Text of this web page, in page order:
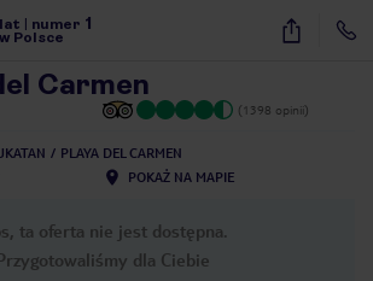
lat numer 1
w Polsce
19
Carmen
(1398 opinii)
PLAYA DEL CARMEN
POKAŻ NA MAPIE
ta oferta nie jest dostępna.
dla Ciebie